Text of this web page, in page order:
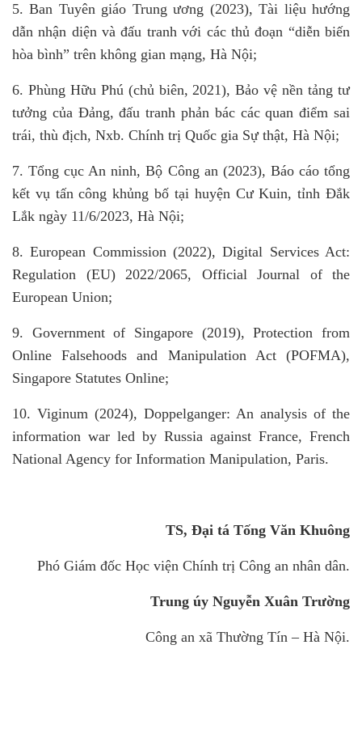
5. Ban Tuyên giáo Trung ương (2023), Tài liệu hướng
dẫn nhận diện và đấu tranh với các thủ đoạn “diễn biến
hòa bình” trên không gian mạng, Hà Nội;
6. Phùng Hữu Phú (chủ biên, 2021), Bảo vệ nền tảng tư
tưởng của Đảng, đấu tranh phản bác các quan điểm sai
trái, thù địch, Nxb. Chính trị Quốc gia Sự thật, Hà Nội;
7. Tổng cục An ninh, Bộ Công an (2023), Báo cáo tổng
kết vụ tấn công khủng bố tại huyện Cư Kuin, tỉnh Đắk
Lắk ngày 11/6/2023, Hà Nội;
8. European Commission (2022), Digital Services Act:
Regulation (EU) 2022/2065, Official Journal of the
European Union;
9. Government of Singapore (2019), Protection from
Online Falsehoods and Manipulation Act (POFMA),
Singapore Statutes Online;
10. Viginum (2024), Doppelganger: An analysis of the
information war led by Russia against France, French
National Agency for Information Manipulation, Paris.
TS, Đại tá Tống Văn Khuông
Phó Giám đốc Học viện Chính trị Công an nhân dân.
Trung úy Nguyễn Xuân Trường
Công an xã Thường Tín – Hà Nội.